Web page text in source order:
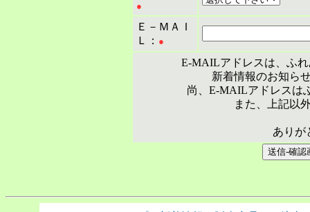
●
Ｅ－ＭＡＩ
Ｌ： ●
E-MAILアドレスは、ふ
新着情報のお知ら
尚、E-MAILアドレスは
また、上記以
ありが